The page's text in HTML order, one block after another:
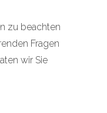
zu beachten
Fragen
wir Sie